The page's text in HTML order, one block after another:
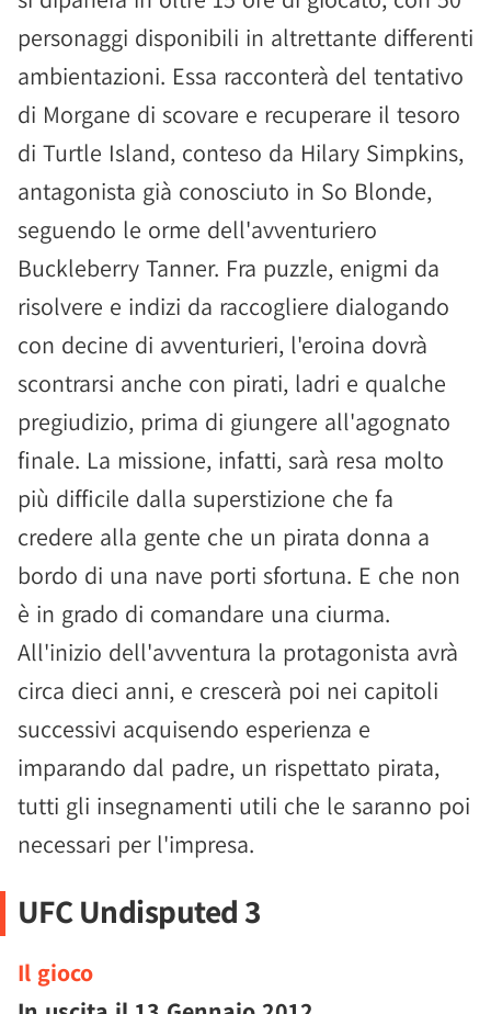
personaggi disponibili in altrettante differenti
ambientazioni. Essa racconterà del tentativo
di Morgane di scovare e recuperare il tesoro
di Turtle Island, conteso da Hilary Simpkins,
antagonista già conosciuto in So Blonde,
seguendo le orme dell'avventuriero
Buckleberry Tanner. Fra puzzle, enigmi da
risolvere e indizi da raccogliere dialogando
con decine di avventurieri, l'eroina dovrà
scontrarsi anche con pirati, ladri e qualche
pregiudizio, prima di giungere all'agognato
finale. La missione, infatti, sarà resa molto
più difficile dalla superstizione che fa
credere alla gente che un pirata donna a
bordo di una nave porti sfortuna. E che non
è in grado di comandare una ciurma.
All'inizio dell'avventura la protagonista avrà
circa dieci anni, e crescerà poi nei capitoli
successivi acquisendo esperienza e
imparando dal padre, un rispettato pirata,
tutti gli insegnamenti utili che le saranno poi
necessari per l'impresa.
UFC Undisputed 3
Il gioco